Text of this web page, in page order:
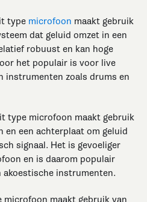
type microfoon maakt gebruik
dat geluid omzet in een
robuust en kan hoge
het populair is voor live
instrumenten zoals drums en
type microfoon maakt gebruik
en een achterplaat om geluid
signaal. Het is gevoeliger
en is daarom populair
akoestische instrumenten.
maakt gebruik van